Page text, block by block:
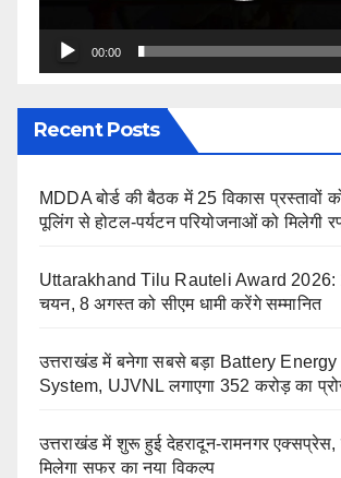
00:00
Recent Posts
MDDA बोर्ड की बैठक में 25 विकास प्रस्तावों
पूलिंग से होटल-पर्यटन परियोजनाओं को मिलेगी
Uttarakhand Tilu Rauteli Award 2026:
चयन, 8 अगस्त को सीएम धामी करेंगे सम्मानित
उत्तराखंड में बनेगा सबसे बड़ा Battery
System, UJVNL लगाएगा 352 करोड़ का
उत्तराखंड में शुरू हुई देहरादून-रामनगर एक्सप्रेस,
मिलेगा सफर का नया विकल्प